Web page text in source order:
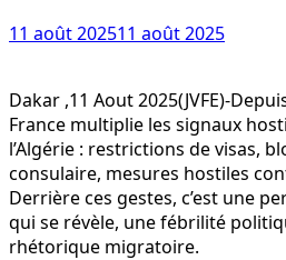
11 août 202511 août 2025
Dakar ,11 Aout 2025(JVFE)-
France multiplie les signaux
l’Algérie : restrictions de visas,
consulaire, mesures hostiles
Derrière ces gestes, c’est une
qui se révèle, une fébrilité
rhétorique migratoire.